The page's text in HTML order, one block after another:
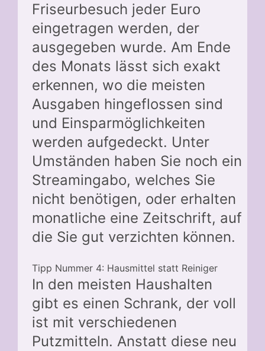
Friseurbesuch jeder Euro
eingetragen werden, der
ausgegeben wurde. Am Ende
des Monats lässt sich exakt
erkennen, wo die meisten
Ausgaben hingeflossen sind
und Einsparmöglichkeiten
werden aufgedeckt. Unter
Umständen haben Sie noch ein
Streamingabo, welches Sie
nicht benötigen, oder erhalten
monatliche eine Zeitschrift, auf
die Sie gut verzichten können.
Tipp Nummer 4: Hausmittel statt Reiniger
In den meisten Haushalten
gibt es einen Schrank, der voll
ist mit verschiedenen
Putzmitteln. Anstatt diese neu